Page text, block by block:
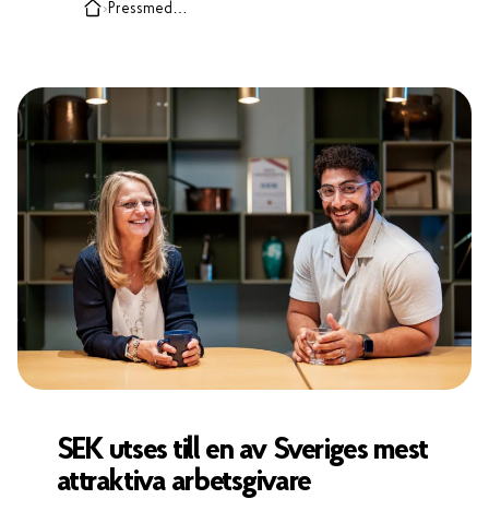
› Pressmeddelanden, case och insikter
SEK utses till en av Sveriges mest
attraktiva arbetsgivare